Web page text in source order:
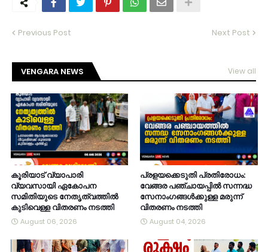
Previous Post Next Post
VENGARA NEWS View all
കൂരിയാട് വ്യാപാരി
വ്യവസായി ഏകോപന
സമിതിയുടെ നേതൃത്വത്തിൽ
കുടിവെള്ള വിതരണം നടത്തി
August 06, 2026
പ്രളയക്കെടുതി പ്രതിരോധം:
വേങ്ങര പഞ്ചായപ്പിൽ സന്നദ്ധ
സേനാംഗങ്ങൾക്കുള്ള മരുന്ന്
വിതരണം നടത്തി
August 04, 2026